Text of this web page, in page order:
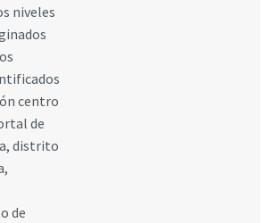
niveles
centro
de
distrito
de